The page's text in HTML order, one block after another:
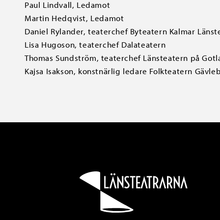
Paul Lindvall, Ledamot
Martin Hedqvist, Ledamot
Daniel Rylander, teaterchef Byteatern Kalmar
Lisa Hugoson, teaterchef Dalateatern
Thomas Sundström, teaterchef Länsteatern på
Kajsa Isakson, konstnärlig ledare Folkteatern